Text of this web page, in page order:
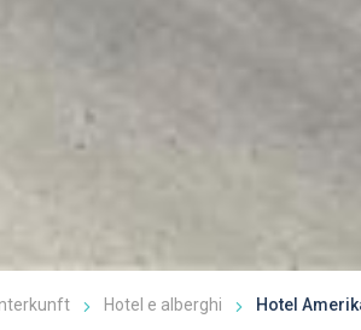
Hotel e alberghi Hotel